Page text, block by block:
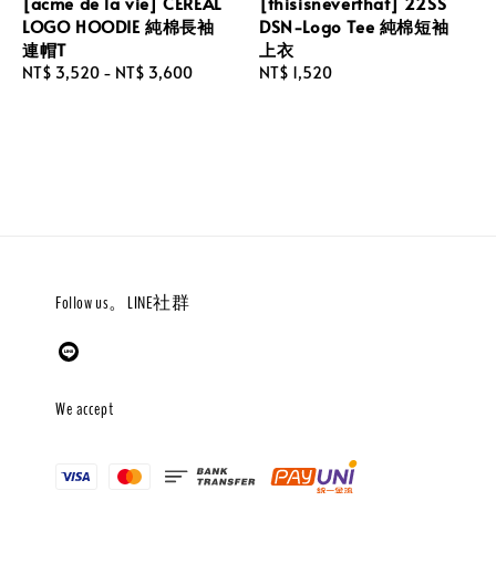
LOGO HOODIE 純棉長袖
連帽T
Regular
NT$ 3,520 - NT$ 3,600
DSN-Logo Tee 純棉短袖
上衣
Regular
NT$ 1,520
Follow us。LINE社群
We accept